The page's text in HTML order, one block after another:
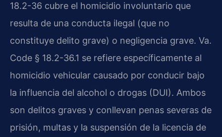
18.2-36 cubre el homicidio involuntario que
resulta de una conducta ilegal (que no
constituye delito grave) o negligencia grave. Va.
Code § 18.2-36.1 se refiere específicamente al
homicidio vehicular causado por conducir bajo
la influencia del alcohol o drogas (DUI). Ambos
son delitos graves y conllevan penas severas de
prisión, multas y la suspensión de la licencia de